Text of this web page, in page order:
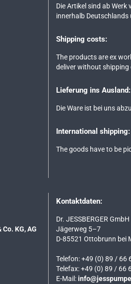
Die Artikel sind ab
innerhalb
Shipping costs:
The products are ex
deliver without shipping
Lieferung ins Ausland:
Die Ware ist bei uns
International shipping:
The goods have to be
KG, AG
Kontaktdaten:
Dr. JESSBERGER GmbH
Jägerweg 5–7
D-85521 Ottobrunn bei
Telefon: +49 (0) 89 / 66
Telefax: +49 (0) 89 / 66
E-Mail: